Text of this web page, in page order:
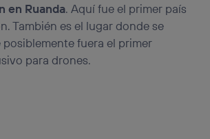
en Ruanda. Aquí fue el primer país
También es el lugar donde se
fuera el primer
para drones.